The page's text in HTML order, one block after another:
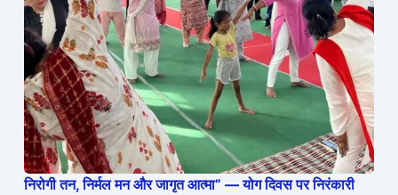
निरोगी तन, निर्मल मन और जागृत आत्मा” — योग दिवस पर निरंकारी